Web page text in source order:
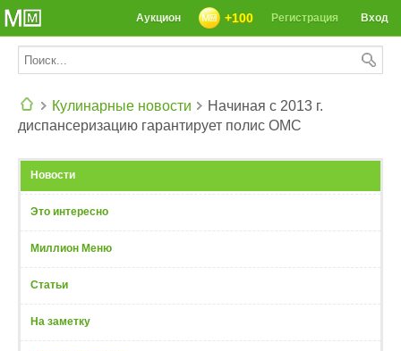
Вход
Регистрация
+100
Аукцион
Кулинарные новости
Начиная с 2013 г.
диспансеризацию гарантирует полис ОМС
Новости
Это интересно
Миллион Меню
Статьи
На заметку